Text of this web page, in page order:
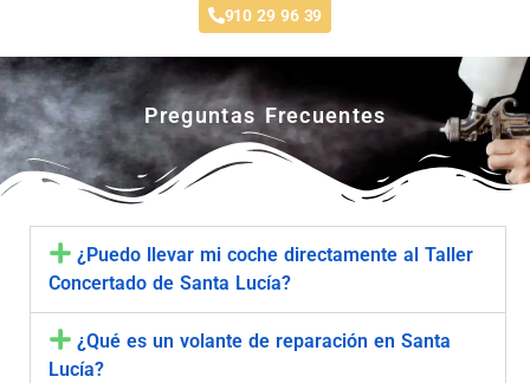
910 29 96 39
Preguntas Frecuentes
¿Puedo llevar mi coche directamente al Taller
Concertado de Santa Lucía?
¿Qué es un volante de reparación en Santa
Lucía?